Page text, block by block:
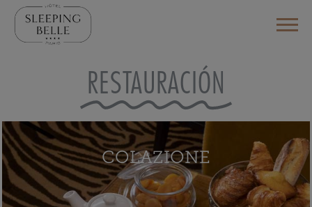
RESTAURACIÓN
COLAZIONE